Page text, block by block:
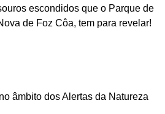
escondidos que o Parque de
de Foz Côa, tem para revelar!
âmbito dos Alertas da Natureza